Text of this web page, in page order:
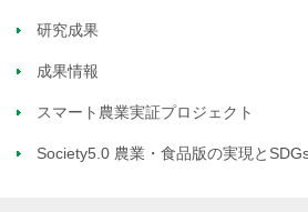
研究成果
成果情報
スマート農業実証プロジェクト
Society5.0 農業・食品版の実現と